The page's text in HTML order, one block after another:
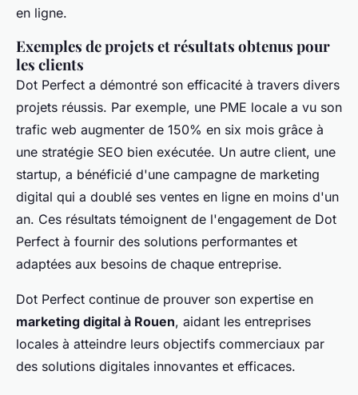
en ligne.
Exemples de projets et résultats obtenus pour
les clients
Dot Perfect a démontré son efficacité à travers divers
projets réussis. Par exemple, une PME locale a vu son
trafic web augmenter de 150% en six mois grâce à
une stratégie SEO bien exécutée. Un autre client, une
startup, a bénéficié d'une campagne de marketing
digital qui a doublé ses ventes en ligne en moins d'un
an. Ces résultats témoignent de l'engagement de Dot
Perfect à fournir des solutions performantes et
adaptées aux besoins de chaque entreprise.
Dot Perfect continue de prouver son expertise en
marketing digital à Rouen, aidant les entreprises
locales à atteindre leurs objectifs commerciaux par
des solutions digitales innovantes et efficaces.